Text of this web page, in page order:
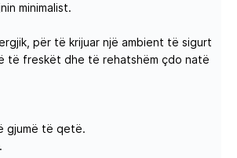
minimalist.
për të krijuar një ambient të sigurt
të freskët dhe të rehatshëm çdo natë
gjumë të qetë.